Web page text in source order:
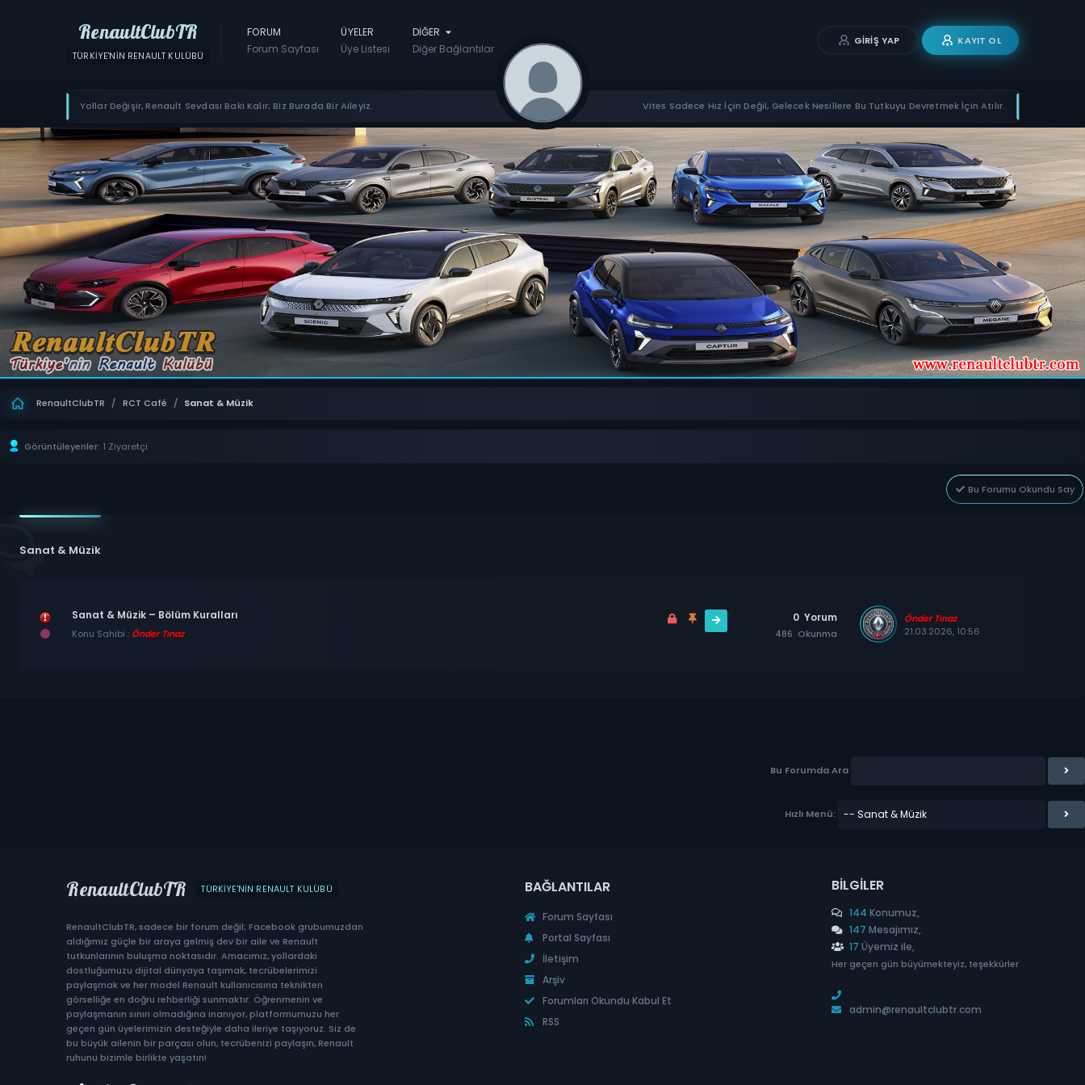
RenaultClubTR
TÜRKIYE'NIN RENAULT KULÜBÜ
FORUM
Forum Sayfası
ÜYELER
Üye Listesi
DIĞER
Diğer Bağlantılar
GIRIŞ YAP KAYIT OL
Yollar Değişir, Renault Sevdası Baki Kalır; Biz Burada Bir Aileyiz. Vites Sadece Hız İçin Değil, Gelecek Nesillere Bu Tutkuyu Devretmek İçin Atılır.
RenaultClubTR / RCT Café / Sanat & Müzik
Görüntüleyenler: 1 Ziyaretçi
Bu Forumu Okundu Say
Sanat & Müzik
Sanat & Müzik – Bölüm Kuralları
Konu Sahibi : Önder Tınaz
0 Yorum
486 Okunma
Önder Tınaz
21.03.2026, 10:56
Bu Forumda Ara
Hızlı Menü:
RenaultClubTR TÜRKIYE'NIN RENAULT KULÜBÜ
RenaultClubTR, sadece bir forum değil; Facebook grubumuzdan
aldığımız güçle bir araya gelmiş dev bir aile ve Renault
tutkunlarının buluşma noktasıdır. Amacımız, yollardaki
dostluğumuzu dijital dünyaya taşımak, tecrübelerimizi
paylaşmak ve her model Renault kullanıcısına teknikten
görselliğe en doğru rehberliği sunmaktır. Öğrenmenin ve
paylaşmanın sınırı olmadığına inanıyor, platformumuzu her
geçen gün üyelerimizin desteğiyle daha ileriye taşıyoruz. Siz de
bu büyük ailenin bir parçası olun, tecrübenizi paylaşın, Renault
ruhunu bizimle birlikte yaşatın!
BAĞLANTILAR
Forum Sayfası
Portal Sayfası
İletişim
Arşiv
Forumları Okundu Kabul Et
RSS
BILGILER
144 Konumuz,
147 Mesajımız,
17 Üyemiz ile,
Her geçen gün büyümekteyiz, teşekkürler
admin@renaultclubtr.com